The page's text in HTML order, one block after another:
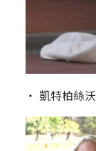
‧ 凱特柏絲沃